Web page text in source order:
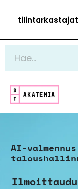
sisältöön
AI-